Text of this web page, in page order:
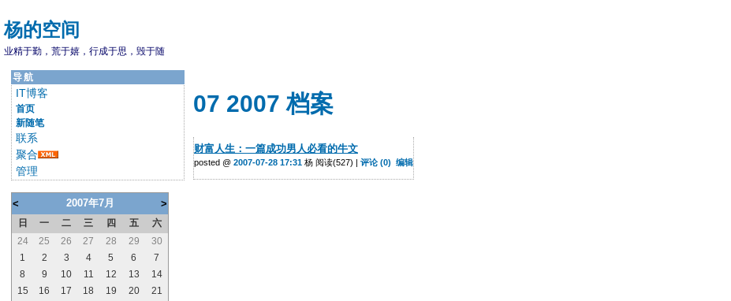
杨的空间
业精于勤，荒于嬉，行成于思，毁于随
导航
IT博客
首页
新随笔
联系
聚合
管理
< 2007年7月 >
日 一 二 三 四 五
六
24
25 26 27 28 29
30
1
2 3 4 5 6
7
8
9 10 11 12 13
14
15
16 17 18 19 20
21
07 2007 档案
财富人生：一篇成功男人必看的牛文
posted @ 2007-07-28 17:31 杨 阅读(527) | 评论 (0) 编辑